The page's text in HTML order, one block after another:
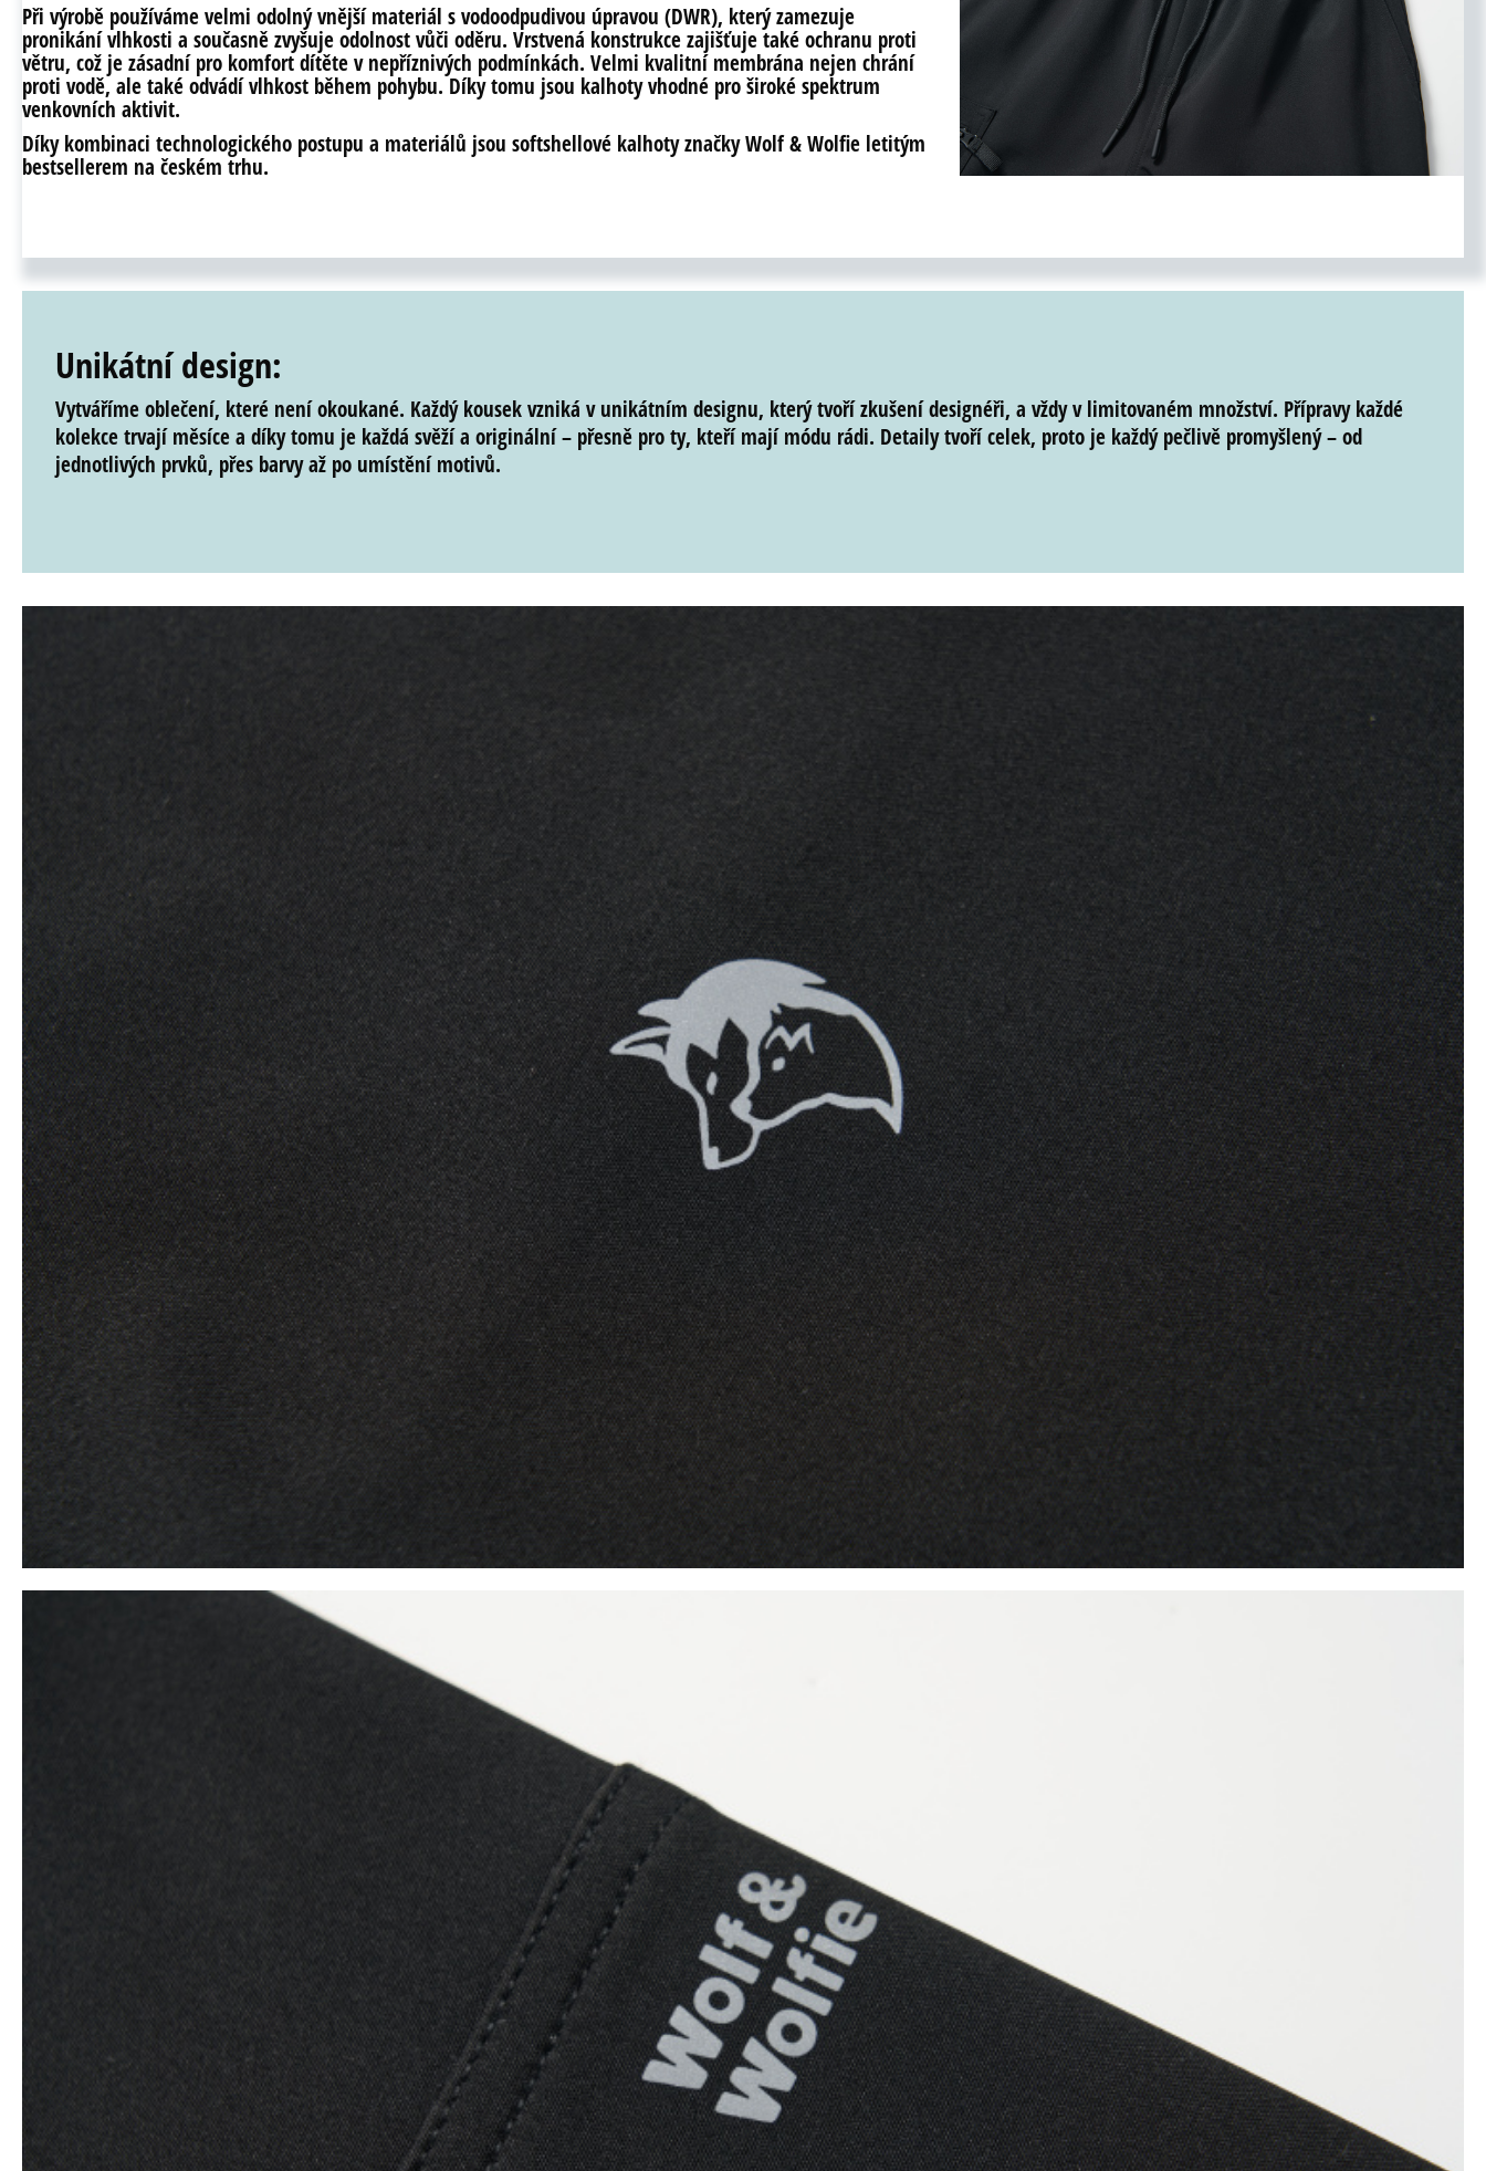
Při výrobě používáme velmi odolný vnější materiál svodoodpudivou úpravou (DWR), který zamezuje
pronikání vlhkosti a současně zvyšuje odolnost vůči oděru. Vrstvená konstrukce zajišťuje takéochranu proti
větru, což je zásadní pro komfort dítěte v nepříznivých podmínkách. Velmi kvalitní membrána nejen chrání
proti vodě, ale takéodvádí vlhkost během pohybu. Díky tomu jsou kalhoty vhodné pro široké spektrum
venkovních aktivit.
Díky kombinaci technologického postupu a materiálů jsou softshellové kalhoty značkyWolf & Wolfie letitým
bestsellerem na českém trhu.
Unikátní design:
Vytváříme oblečení, které není okoukané. Každý kousek vzniká vunikátním designu, který tvořízkušení designéři, a vždy v limitovaném množství. Přípravy každé
kolekce trvají měsíce a díky tomu je každá svěžía originální– přesně pro ty, kteřímají módu rádi. Detaily tvoří celek, proto je každý pečlivě promyšlený – od
jednotlivých prvků, přes barvy až po umístění motivů.